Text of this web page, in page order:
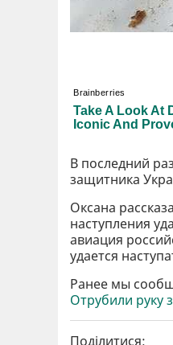
В последний
защитника
Оксана
наступления
авиация
удается
Ранее мы
Отрубили руку
Поділитися: